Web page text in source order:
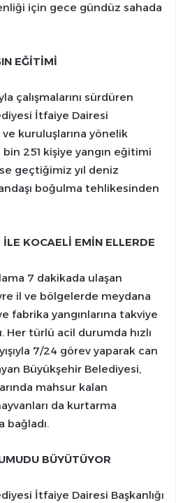
için gece gündüz sahada
EĞİTİMİ
çalışmalarını sürdüren
İtfaiye Dairesi
ve kuruluşlarına yönelik
251 kişiye yangın eğitimi
geçtiğimiz yıl deniz
boğulma tehlikesinden
KOCAELİ EMİN ELLERDE
7 dakikada ulaşan
il ve bölgelerde meydana
fabrika yangınlarına takviye
Her türlü acil durumda hızlı
7/24 görev yaparak can
Büyükşehir Belediyesi,
mahsur kalan
da kurtarma
bağladı.
BÜYÜTÜYOR
İtfaiye Dairesi Başkanlığı